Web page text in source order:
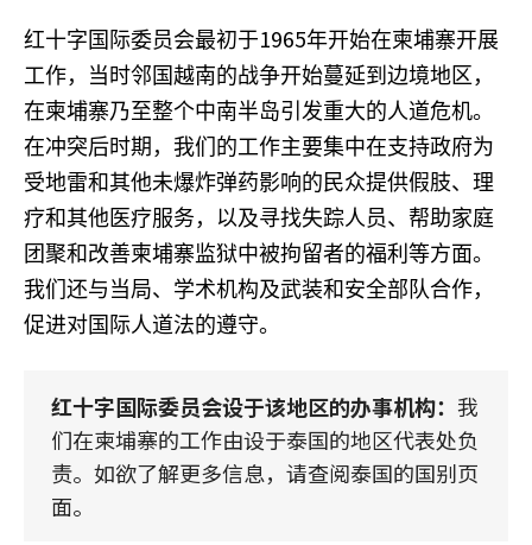
红十字国际委员会最初于1965年开始在柬埔寨开展
工作，当时邻国越南的战争开始蔓延到边境地区，
在柬埔寨乃至整个中南半岛引发重大的人道危机。
在冲突后时期，我们的工作主要集中在支持政府为
受地雷和其他未爆炸弹药影响的民众提供假肢、理
疗和其他医疗服务，以及寻找失踪人员、帮助家庭
团聚和改善柬埔寨监狱中被拘留者的福利等方面。
我们还与当局、学术机构及武装和安全部队合作，
促进对国际人道法的遵守。
红十字国际委员会设于该地区的办事机构： 我
们在柬埔寨的工作由设于泰国的地区代表处负
责。如欲了解更多信息，请查阅泰国的国别页
面。